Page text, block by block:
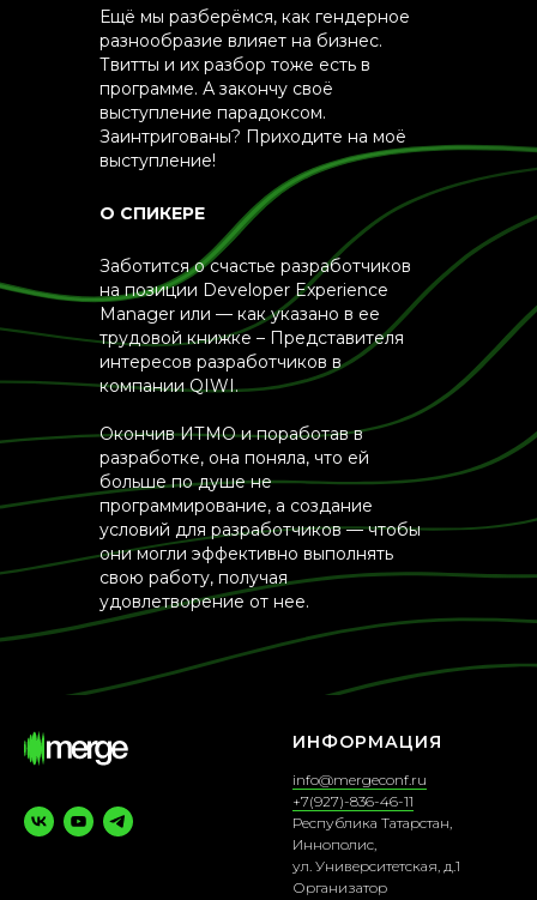
Ещё мы разберёмся, как гендерное
разнообразие влияет на бизнес.
Твитты и их разбор тоже есть в
программе. А закончу своё
выступление парадоксом.
Заинтригованы? Приходите на моё
выступление!
О СПИКЕРЕ
Заботится о счастье разработчиков
на позиции Developer Experience
Manager или — как указано в ее
трудовой книжке – Представителя
интересов разработчиков в
компании QIWI.
Окончив ИТМО и поработав в
разработке, она поняла, что ей
больше по душе не
программирование, а создание
условий для разработчиков — чтобы
они могли эффективно выполнять
свою работу, получая
удовлетворение от нее.
ИНФОРМАЦИЯ
info@mergeconf.ru
+7(927)-836-46-11
Республика Татарстан,
Иннополис,
ул. Университетская, д.1
Организатор